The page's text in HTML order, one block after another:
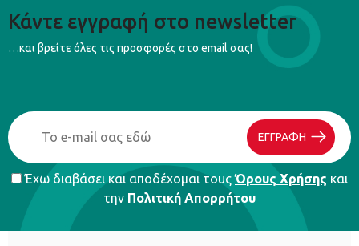
Κάντε εγγραφή στο newsletter
…και βρείτε όλες τις προσφορές στο email σας!
ΕΓΓΡΑΦΗ
Έχω διαβάσει και αποδέχομαι τουςΌρους Χρήσης και
την Πολιτική Απορρήτου